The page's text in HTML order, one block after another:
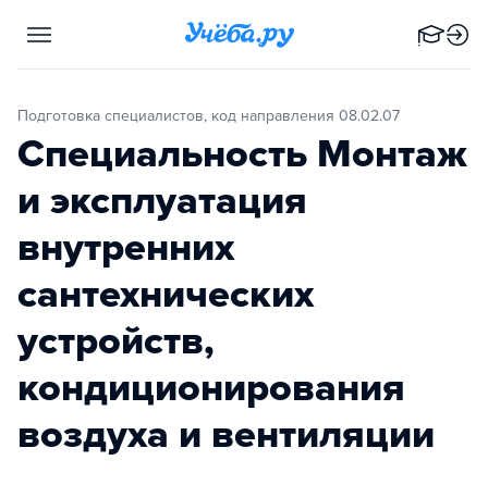
Подготовка специалистов, код направления 08.02.07
Специальность Монтаж
и эксплуатация
внутренних
сантехнических
устройств,
кондиционирования
воздуха и вентиляции